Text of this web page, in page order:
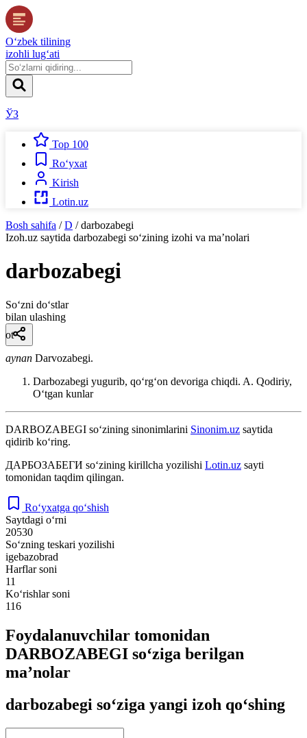
O‘zbek tilining
izohli lug‘ati
ЎЗ
Top 100
Ro‘yxat
Kirish
Lotin.uz
Bosh sahifa / D / darbozabegi
Izoh.uz saytida darbozabegi so‘zining izohi va ma’nolari
darbozabegi
So‘zni do‘stlar
bilan ulashing
ot
aynan Darvozabegi.
Darbozabegi yugurib, qoʻrgʻon devoriga chiqdi. A. Qodiriy,
Oʻtgan kunlar
DARBOZABEGI so‘zining sinonimlarini Sinonim.uz saytida
qidirib ko‘ring.
ДАРБОЗАБЕГИ so‘zining kirillcha yozilishi Lotin.uz sayti
tomonidan taqdim qilingan.
Ro‘yxatga qo‘shish
Saytdagi o‘rni
20530
So‘zning teskari yozilishi
igebazobrad
Harflar soni
11
Ko‘rishlar soni
116
Foydalanuvchilar tomonidan
DARBOZABEGI so‘ziga berilgan
ma’nolar
darbozabegi so‘ziga yangi izoh qo‘shing